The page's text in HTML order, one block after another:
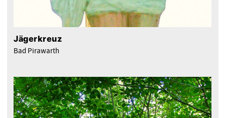
Jägerkreuz
Bad Pirawarth